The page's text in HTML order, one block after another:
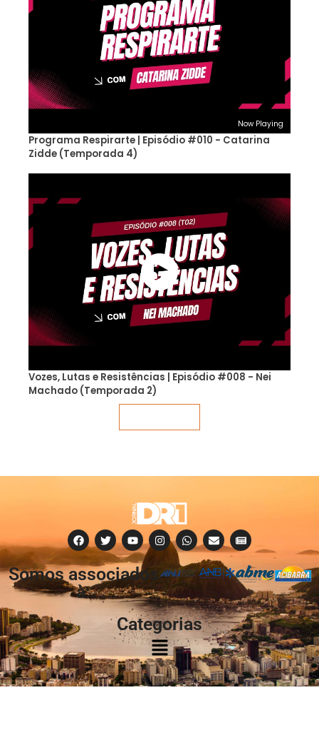
Now Playing
Programa Respirarte | Episódio #010 - Catarina
Zidde (Temporada 4)
Vozes, Lutas e Resistências | Episódio #008 - Nei
Machado (Temporada 2)
Somos associados
à:
Categorias